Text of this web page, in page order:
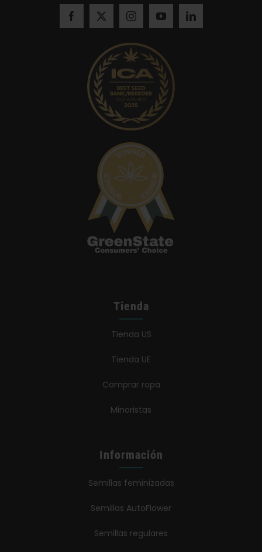
Tienda
Tienda US
Tienda UE
Comprar ropa
Minoristas
Información
Semillas feminizadas
Semillas AutoFlower
Semillas regulares